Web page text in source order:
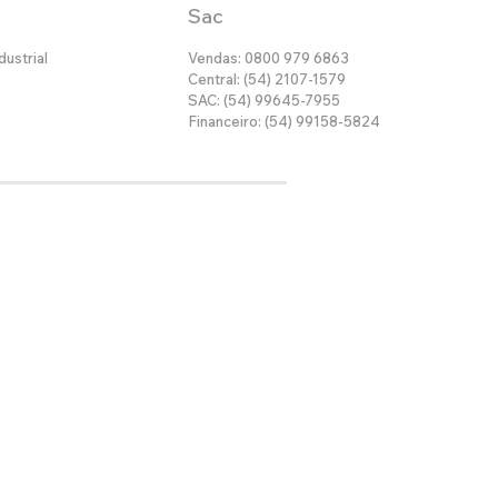
Sac
Vendas: 0800 979 6863
Central: (54) 2107-1579
SAC: (54) 99645-7955
Financeiro: (54) 99158-5824